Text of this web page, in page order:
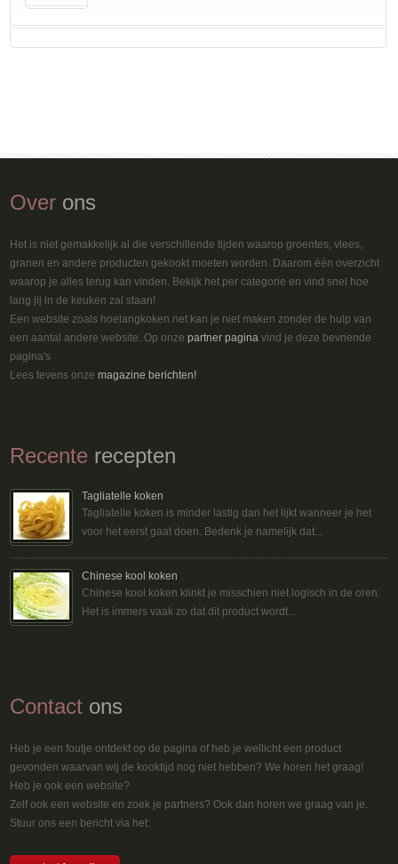
Over ons
Het is niet gemakkelijk al die verschillende tijden waarop groentes, vlees,
granen en andere producten gekookt moeten worden. Daarom één overzicht
waarop je alles terug kan vinden. Bekijk het per categorie en vind snel hoe
lang jij in de keuken zal staan!
Een website zoals hoelangkoken.net kan je niet maken zonder de hulp van
een aantal andere website. Op onzepartner pagina vind je deze bevriende
pagina's
Lees tevens onzemagazine berichten!
Recente recepten
Tagliatelle koken
Tagliatelle koken is minder lastig dan het lijkt wanneer je het
voor het eerst gaat doen. Bedenk je namelijk dat...
Chinese kool koken
Chinese kool koken klinkt je misschien niet logisch in de oren.
Het is immers vaak zo dat dit product wordt...
Contact ons
Heb je een foutje ontdekt op de pagina of heb je wellicht een product
gevonden waarvan wij de kooktijd nog niet hebben? We horen het graag!
Heb je ook een website?
Zelf ook een website en zoek je partners? Ook dan horen we graag van je.
Stuur ons een bericht via het: